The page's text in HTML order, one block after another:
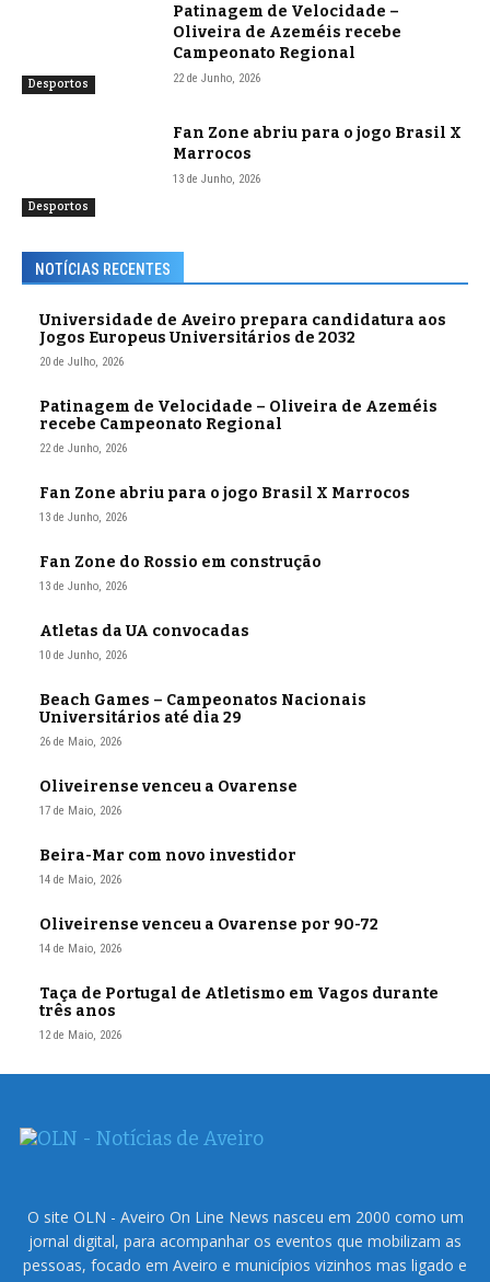
Desportos
Patinagem de Velocidade –
Oliveira de Azeméis recebe
Campeonato Regional
22 de Junho, 2026
Desportos
Fan Zone abriu para o jogo Brasil X
Marrocos
13 de Junho, 2026
NOTÍCIAS RECENTES
Universidade de Aveiro prepara candidatura aos
Jogos Europeus Universitários de 2032
20 de Julho, 2026
Patinagem de Velocidade – Oliveira de Azeméis
recebe Campeonato Regional
22 de Junho, 2026
Fan Zone abriu para o jogo Brasil X Marrocos
13 de Junho, 2026
Fan Zone do Rossio em construção
13 de Junho, 2026
Atletas da UA convocadas
10 de Junho, 2026
Beach Games – Campeonatos Nacionais
Universitários até dia 29
26 de Maio, 2026
Oliveirense venceu a Ovarense
17 de Maio, 2026
Beira-Mar com novo investidor
14 de Maio, 2026
Oliveirense venceu a Ovarense por 90-72
14 de Maio, 2026
Taça de Portugal de Atletismo em Vagos durante
três anos
12 de Maio, 2026
O site OLN - Aveiro On Line News nasceu em 2000 como um
jornal digital, para acompanhar os eventos que mobilizam as
pessoas, focado em Aveiro e municípios vizinhos mas ligado e